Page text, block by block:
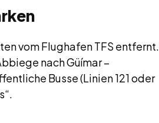
vom Flughafen TFS entfernt.
nach Güímar –
Busse (Linien 121 oder